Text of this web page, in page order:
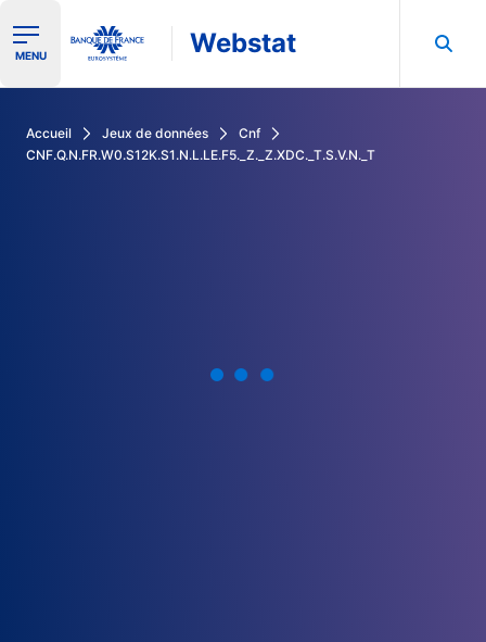
Ouvrir le menu de navigation
MENU Webstat
Accueil Jeux de données
Cnf
CNF.Q.N.FR.W0.S12K.S1.N.L.LE.F5._Z._Z.XDC._T.S.V.N._T